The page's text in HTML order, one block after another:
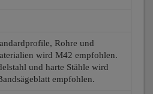
Rohre und
wird M42 empfohlen.
und harte Stähle wird
empfohlen.